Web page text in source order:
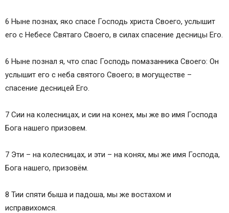
6 Ныне познах, яко спасе Господь христа Своего, услышит
eго с Небесе Святаго Своего, в силах спасение десницы Его.
6 Ныне познал я, что спас Господь помазанника Своего: Он
услышит его с неба святого Своего; в могуществе –
спасение десницей Его.
7 Сии на колесницах, и сии на конех, мы же во имя Господа
Бога нашего призовем.
7 Эти – на колесницах, и эти – на конях, мы же имя Господа,
Бога нашего, призовём.
8 Тии спяти быша и падоша, мы же востахом и
исправихомся.